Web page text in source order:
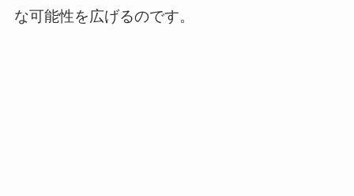
な可能性を広げるのです。